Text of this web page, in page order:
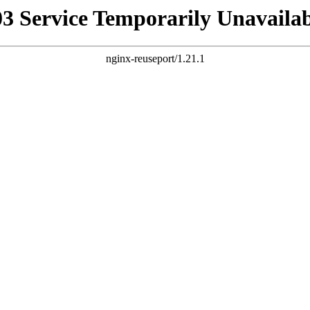
Service Temporarily
nginx-reuseport/1.21.1